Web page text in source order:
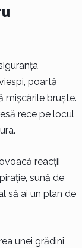
poartă
mișcările bruște.
rece pe locul
reacții
sună de
să ai un plan de
unei grădini